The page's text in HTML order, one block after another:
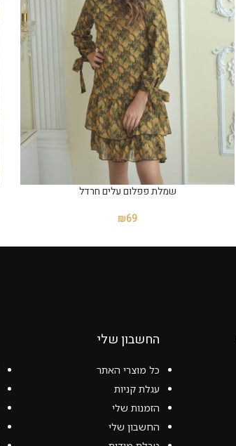
שמלת פפלום עלים חרדל
₪69
החשבון שלי
כל מוצרי האתר
עגלת קניות
הזמנות שלי
החשבון שלי